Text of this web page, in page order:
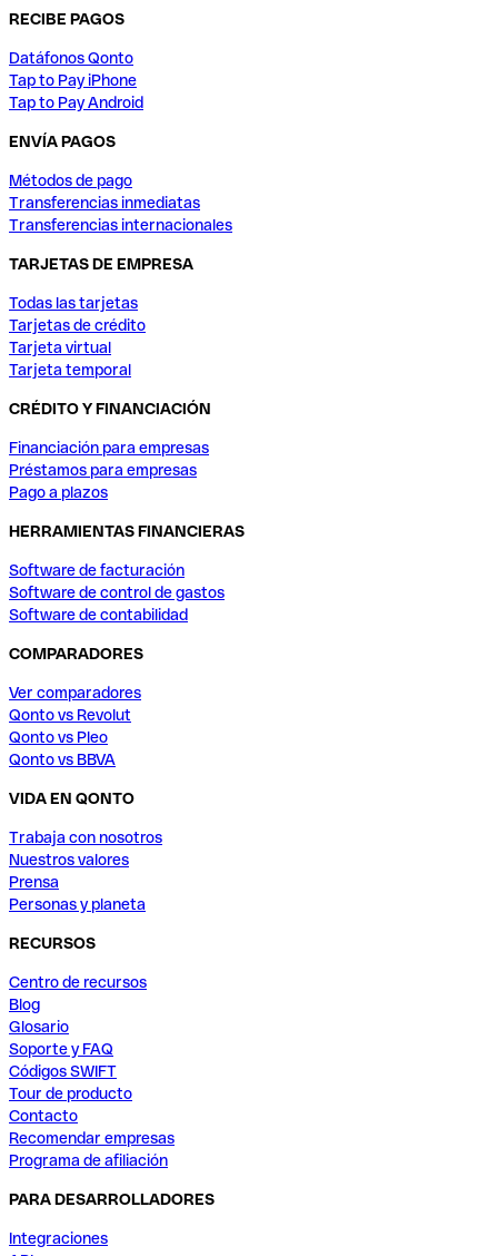
RECIBE PAGOS
Datáfonos Qonto
Tap to Pay iPhone
Tap to Pay Android
ENVÍA PAGOS
Métodos de pago
Transferencias inmediatas
Transferencias internacionales
TARJETAS DE EMPRESA
Todas las tarjetas
Tarjetas de crédito
Tarjeta virtual
Tarjeta temporal
CRÉDITO Y FINANCIACIÓN
Financiación para empresas
Préstamos para empresas
Pago a plazos
HERRAMIENTAS FINANCIERAS
Software de facturación
Software de control de gastos
Software de contabilidad
COMPARADORES
Ver comparadores
Qonto vs Revolut
Qonto vs Pleo
Qonto vs BBVA
VIDA EN QONTO
Trabaja con nosotros
Nuestros valores
Prensa
Personas y planeta
RECURSOS
Centro de recursos
Blog
Glosario
Soporte y FAQ
Códigos SWIFT
Tour de producto
Contacto
Recomendar empresas
Programa de afiliación
PARA DESARROLLADORES
Integraciones